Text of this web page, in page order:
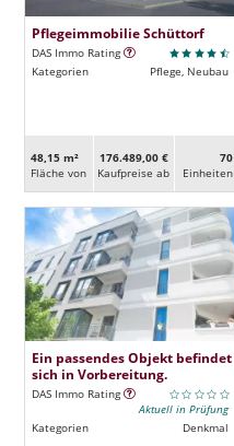
Pflegeimmobilie Schüttorf
DAS Immo Rating
Kategorien
Pflege, Neubau
48,15 m²
Fläche von
176.489,00 €
Kaufpreise ab
70
Ein­heiten
Ein passendes Objekt befindet
sich in Vorbereitung.
DAS Immo Rating
Aktuell in Prüfung
Kategorien
Denkmal